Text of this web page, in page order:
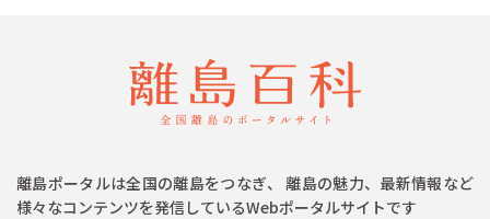
離島ポータルは全国の離島をつなぎ、 離島の魅力、最新情報など
様々なコンテンツを発信しているWebポータルサイトです